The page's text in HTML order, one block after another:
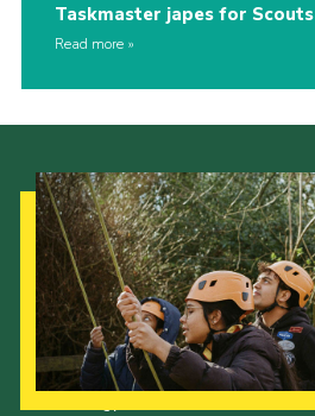
Taskmaster japes for Scouts
Read more